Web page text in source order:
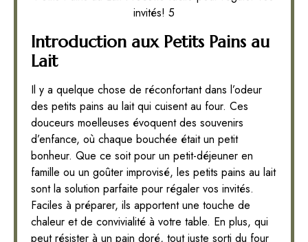
invités! 5
Introduction aux Petits Pains au
Lait
Il y a quelque chose de réconfortant dans l’odeur
des petits pains au lait qui cuisent au four. Ces
douceurs moelleuses évoquent des souvenirs
d’enfance, où chaque bouchée était un petit
bonheur. Que ce soit pour un petit-déjeuner en
famille ou un goûter improvisé, les petits pains au lait
sont la solution parfaite pour régaler vos invités.
Faciles à préparer, ils apportent une touche de
chaleur et de convivialité à votre table. En plus, qui
peut résister à un pain doré, tout juste sorti du four